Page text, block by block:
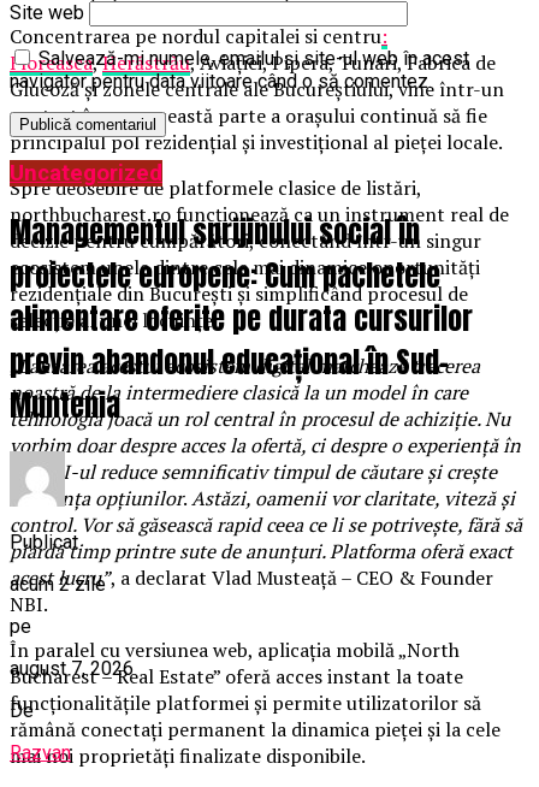
Concentrarea pe nordul capitalei si centru:
Floreasca,Herăstrău, Aviației, Pipera, Tunari, Fabrica de
Glucoză și zonele centrale ale Bucureștiului, vine într-un
context în care această parte a orașului continuă să fie
principalul pol rezidențial și investițional al pieței locale.
Spre deosebire de platformele clasice de listări,
northbucharest.ro funcționează ca un instrument real de
decizie pentru cumpărători, conectând într-un singur
ecosistem unele dintre cele mai dinamice oportunități
rezidențiale din București și simplificând procesul de
selecție al unei locuințe.
„Lansarea acestui ecosistem digital marchează trecerea
noastră de la intermediere clasică la un model în care
tehnologia joacă un rol central în procesul de achiziție. Nu
vorbim doar despre acces la ofertă, ci despre o experiență în
care AI-ul reduce semnificativ timpul de căutare și crește
relevanța opțiunilor.Astăzi, oamenii vor claritate, viteză și
control. Vor să găsească rapid ceea ce li se potrivește, fără să
piardă timp printre sute de anunțuri. Platforma oferă exact
acest lucru”, a declarat Vlad Musteață – CEO & Founder
NBI.
În paralel cu versiunea web, aplicația mobilă „North
Bucharest – Real Estate” oferă acces instant la toate
funcționalitățile platformei și permite utilizatorilor să
rămână conectați permanent la dinamica pieței și la cele
mai noi proprietăți finalizate disponibile.
Site web
Salvează-mi numele, emailul și site-ul web în acest
navigator pentru data viitoare când o să comentez.
Uncategorized
Managementul sprijinului social în
proiectele europene: Cum pachetele
alimentare oferite pe durata cursurilor
previn abandonul educațional în Sud-
Muntenia
Publicat
acum 2 zile
pe
august 7, 2026
De
Razvan